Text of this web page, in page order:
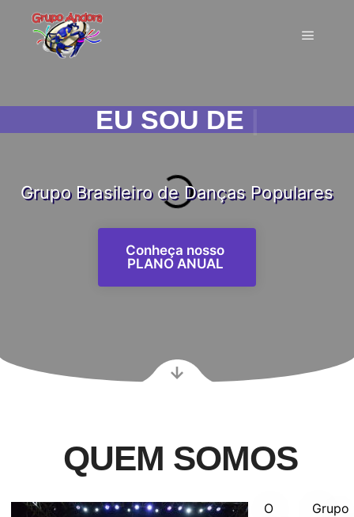
EU SOU DE ANDORA!
Grupo Brasileiro de Danças Populares
Conheça nosso
PLANO ANUAL
QUEM SOMOS
O Grupo